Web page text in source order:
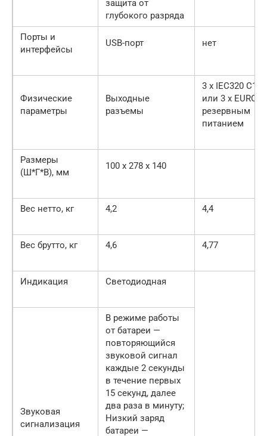
защита от
глубокого разряда
Порты и
интерфейсы
USB-порт нет
Физические
параметры
Выходные
разъемы
3 х IEC320 C13
или 3 х EURO с
резервным
питанием
Размеры
(Ш*Г*В), мм
100 х 278 х 140
Вес нетто, кг 4,2 4,4
Вес брутто, кг 4,6 4,77
Индикация Светодиодная
Звуковая
сигнализация
В режиме работы
от батареи —
повторяющийся
звуковой сигнал
каждые 2 секунды
в течение первых
15 секунд, далее
два раза в минуту;
Низкий заряд
батареи —